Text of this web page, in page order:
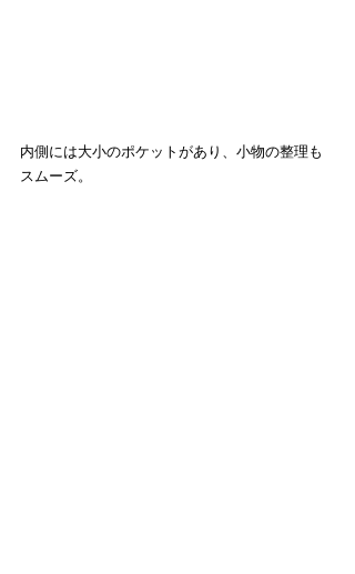
内側には大小のポケットがあり、小物の整理も
スムーズ。